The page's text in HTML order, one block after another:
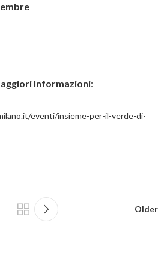
Informazioni:
eventi/insieme-per-il-verde-di-
Older